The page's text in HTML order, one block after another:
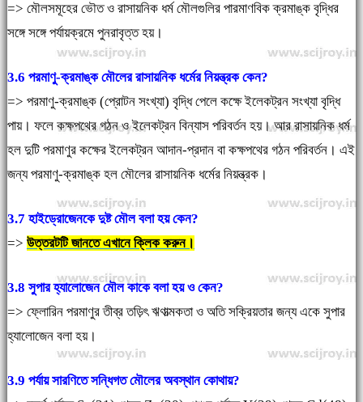
=> মৌলসমূহের ভৌত ও রাসায়নিক ধর্ম মৌলগুলির পারমাণবিক ক্রমাঙ্ক বৃদ্ধির
সঙ্গে সঙ্গে পর্যায়ক্রমে পুনরাবৃত্ত হয়।
3.6 পরমাণু-ক্রমাঙ্ক মৌলের রাসায়নিক ধর্মের নিয়ন্ত্রক কেন?
=> পরমাণু-ক্রমাঙ্ক (প্রোটন সংখ্যা) বৃদ্ধি পেলে কক্ষে ইলেকট্রন সংখ্যা বৃদ্ধি
পায়। ফলে কক্ষপথের গঠন ও ইলেকট্রন বিন্যাস পরিবর্তন হয়। আর রাসায়নিক ধর্ম
হল দুটি পরমাণুর কক্ষের ইলেকট্রন আদান-প্রদান বা কক্ষপথের গঠন পরিবর্তন। এই
জন্য পরমাণু-ক্রমাঙ্ক হল মৌলের রাসায়নিক ধর্মের নিয়ন্ত্রক।
3.7 হাইড্রোজেনকে দুষ্ট মৌল বলা হয় কেন?
=> উত্তরটটি জানতে এখানে ক্লিক করুন।
3.8 সুপার হ্যালোজেন মৌল কাকে বলা হয় ও কেন?
=> ফ্লোরিন পরমাণুর তীব্র তড়িৎ ঋণাত্মকতা ও অতি সক্রিয়তার জন্য একে সুপার
হ্যালোজেন বলা হয়।
3.9 পর্যায় সারণিতে সন্ধিগত মৌলের অবস্থান কোথায়?